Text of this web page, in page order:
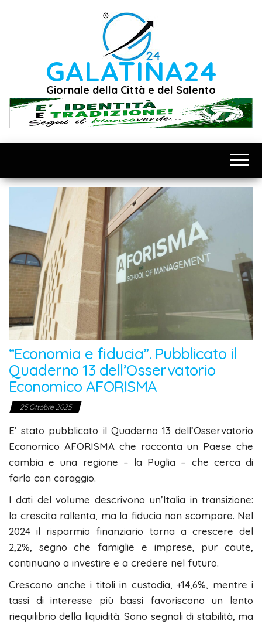
GALATINA24
Giornale della Città e del Salento
“Economia e fiducia”. Pubblicato il
Quaderno 13 dell’Osservatorio
Economico AFORISMA
25 Ottobre 2025
E’ stato pubblicato il Quaderno 13 dell’Osservatorio
Economico AFORISMA che racconta un Paese che
cambia e una regione – la Puglia – che cerca di
farlo con coraggio.
I dati del volume descrivono un’Italia in transizione:
la crescita rallenta, ma la fiducia non scompare. Nel
2024 il risparmio finanziario torna a crescere del
2,2%, segno che famiglie e imprese, pur caute,
continuano a investire e a credere nel futuro.
Crescono anche i titoli in custodia, +14,6%, mentre i
tassi di interesse più bassi favoriscono un lento
riequilibrio della liquidità. Sono segnali di stabilità, ma